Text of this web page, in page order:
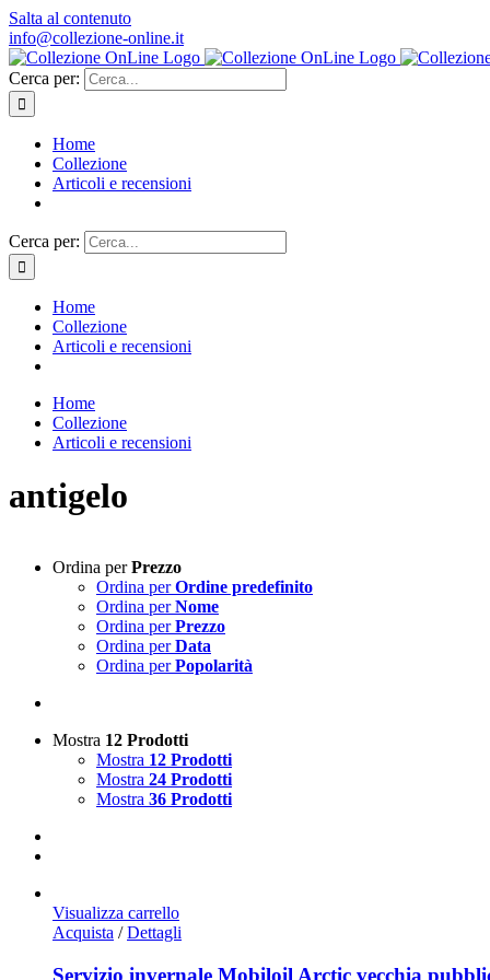
Salta al contenuto
info@collezione-online.it
Cerca per:
Home
Collezione
Articoli e recensioni
Cerca per:
Home
Collezione
Articoli e recensioni
Home
Collezione
Articoli e recensioni
antigelo
Ordina perPrezzo
Ordina perOrdine predefinito
Ordina perNome
Ordina perPrezzo
Ordina perData
Ordina perPopolarità
Mostra 12 Prodotti
Mostra 12 Prodotti
Mostra 24 Prodotti
Mostra 36 Prodotti
Visualizza carrello
Acquista / Dettagli
Servizio invernale Mobiloil Arctic vecchia